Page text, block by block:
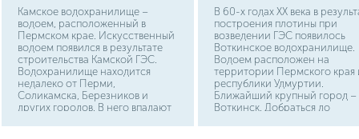
Камское водохранилище –
водоем, расположенный в
Пермском крае. Искусственный
водоем появился в результате
строительства Камской ГЭС.
Водохранилище находится
недалеко от Перми,
Соликамска, Березников и
других городов. В него впадают
В 60-х годах XX века в
построения плотины при
возведении ГЭС появилось
Воткинское водохранилище.
Водоем расположен на
территории Пермского края
республики Удмуртии.
Ближайший крупный город –
Воткинск. Добраться до